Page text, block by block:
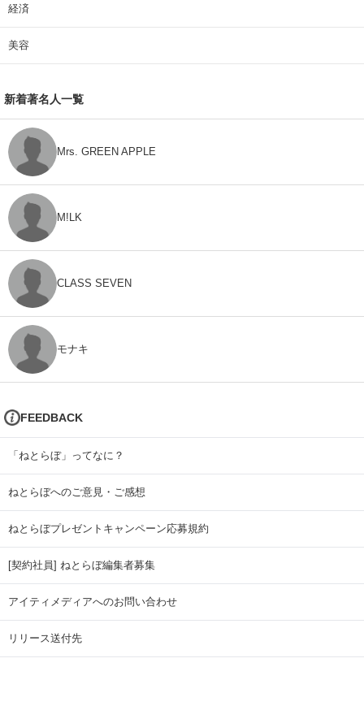
経済
美容
新着著名人一覧
Mrs. GREEN APPLE
M!LK
CLASS SEVEN
モナキ
FEEDBACK
「ねとらぼ」ってなに？
ねとらぼへのご意見・ご感想
ねとらぼプレゼントキャンペーン応募規約
[契約社員] ねとらぼ編集者募集
アイティメディアへのお問い合わせ
リリース送付先